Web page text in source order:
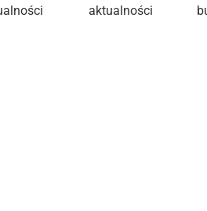
aktualności